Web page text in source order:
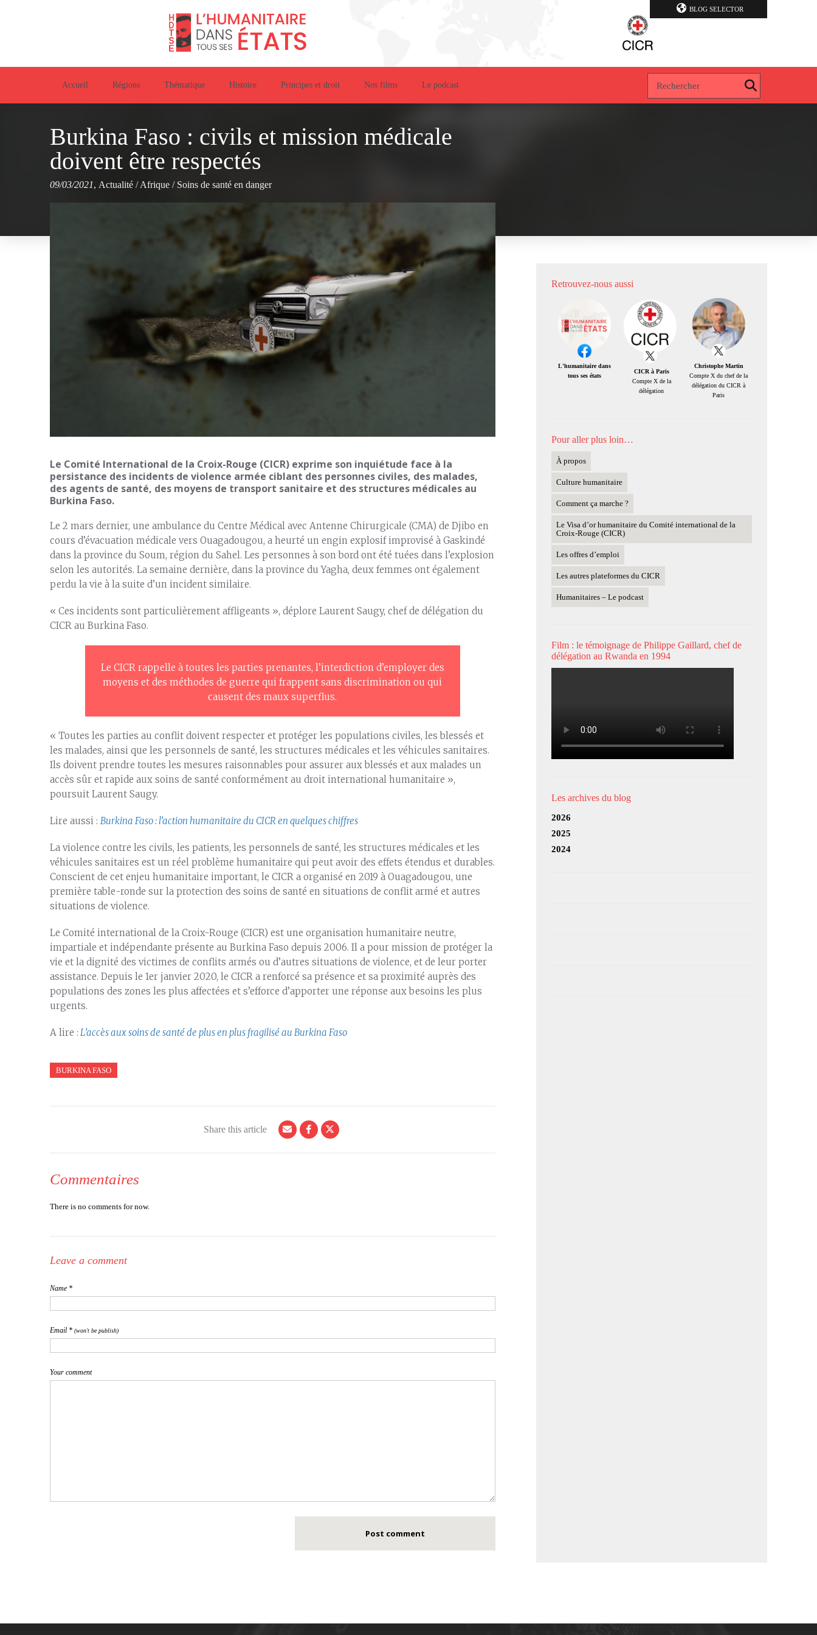
BLOG SELECTOR
Accueil Régions Thématique Histoire Principes et droit Nos films Le podcast
Burkina Faso : civils et mission médicale
doivent être respectés
09/03/2021, Actualité /Afrique / Soins de santé en danger
Le Comité International de la Croix-Rouge (CICR) exprime son inquiétude face à la
persistance des incidents de violence armée ciblant des personnes civiles, des malades,
des agents de santé, des moyens de transport sanitaire et des structures médicales au
Burkina Faso.
Le 2 mars dernier, une ambulance du Centre Médical avec Antenne Chirurgicale (CMA) de Djibo en
cours d’évacuation médicale vers Ouagadougou, a heurté un engin explosif improvisé à Gaskindé
dans la province du Soum, région du Sahel. Les personnes à son bord ont été tuées dans l’explosion
selon les autorités. La semaine dernière, dans la province du Yagha, deux femmes ont également
perdu la vie à la suite d’un incident similaire.
« Ces incidents sont particulièrement affligeants », déplore Laurent Saugy, chef de délégation du
CICR au Burkina Faso.
Le CICR rappelle à toutes les parties prenantes, l’interdiction d’employer des
moyens et des méthodes de guerre qui frappent sans discrimination ou qui
causent des maux superflus.
« Toutes les parties au conflit doivent respecter et protéger les populations civiles, les blessés et
les malades, ainsi que les personnels de santé, les structures médicales et les véhicules sanitaires.
Ils doivent prendre toutes les mesures raisonnables pour assurer aux blessés et aux malades un
accès sûr et rapide aux soins de santé conformément au droit international humanitaire »,
poursuit Laurent Saugy.
Lire aussi : Burkina Faso : l’action humanitaire du CICR en quelques chiffres
La violence contre les civils, les patients, les personnels de santé, les structures médicales et les
véhicules sanitaires est un réel problème humanitaire qui peut avoir des effets étendus et durables.
Conscient de cet enjeu humanitaire important, le CICR a organisé en 2019 à Ouagadougou, une
première table-ronde sur la protection des soins de santé en situations de conflit armé et autres
situations de violence.
Le Comité international de la Croix-Rouge (CICR) est une organisation humanitaire neutre,
impartiale et indépendante présente au Burkina Faso depuis 2006. Il a pour mission de protéger la
vie et la dignité des victimes de conflits armés ou d’autres situations de violence, et de leur porter
assistance. Depuis le 1er janvier 2020, le CICR a renforcé sa présence et sa proximité auprès des
populations des zones les plus affectées et s’efforce d’apporter une réponse aux besoins les plus
urgents.
A lire : L’accès aux soins de santé de plus en plus fragilisé au Burkina Faso
BURKINA FASO
Share this article
Commentaires
There is no comments for now.
Leave a comment
Name *
Email * (won't be publish)
Your comment
Retrouvez-nous aussi
L'humanitaire dans
tous ses états
CICR à Paris
Compte X de la
délégation
Christophe Martin
Compte X du chef de la
délégation du CICR à
Paris
Pour aller plus loin…
À propos
Culture humanitaire
Comment ça marche ?
Le Visa d’or humanitaire du Comité international de la
Croix-Rouge (CICR)
Les offres d’emploi
Les autres plateformes du CICR
Humanitaires – Le podcast
Film : le témoignage de Philippe Gaillard, chef de
délégation au Rwanda en 1994
Les archives du blog
2026
2025
2024